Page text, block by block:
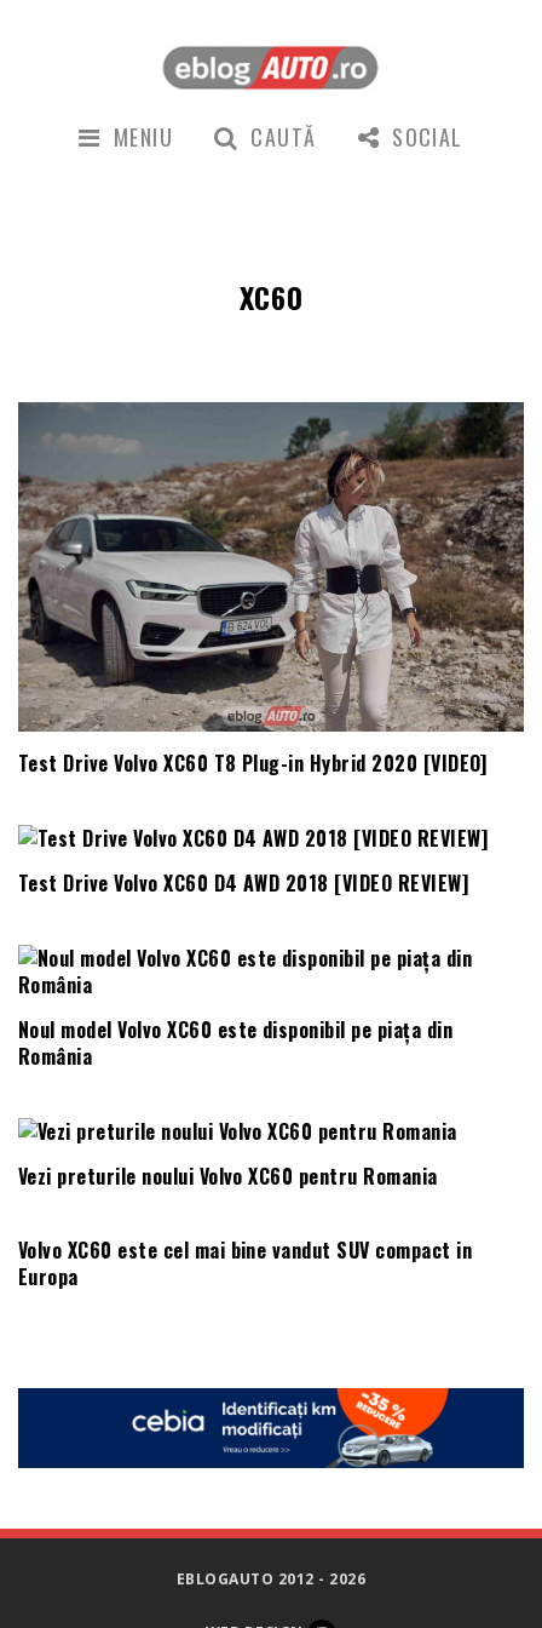
MENIU CAUTĂ SOCIAL
XC60
Test Drive Volvo XC60 T8 Plug-in Hybrid 2020 [VIDEO]
Test Drive Volvo XC60 D4 AWD 2018 [VIDEO REVIEW]
Noul model Volvo XC60 este disponibil pe piața din
România
Vezi preturile noului Volvo XC60 pentru Romania
Volvo XC60 este cel mai bine vandut SUV compact in
Europa
EBLOGAUTO 2012 - 2026